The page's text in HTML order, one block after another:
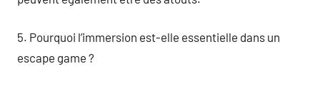
5. Pourquoi l’immersion est-elle essentielle dans un
escape game ?